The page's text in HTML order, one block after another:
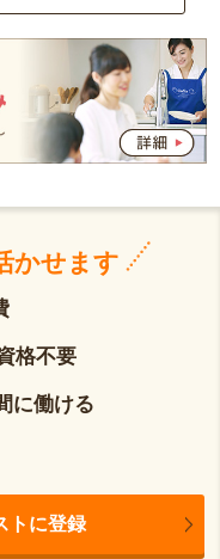
かせます
格不要
に働ける
トに登録